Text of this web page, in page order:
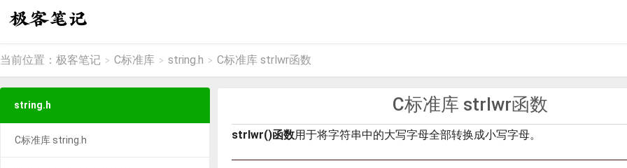
当前位置： 极客笔记 > C标准库 > string.h > C标准库 strlwr函数
C标准库 strlwr函数
strlwr()函数用于将字符串中的大写字母全部转换成小写字母。
string.h
C标准库 string.h